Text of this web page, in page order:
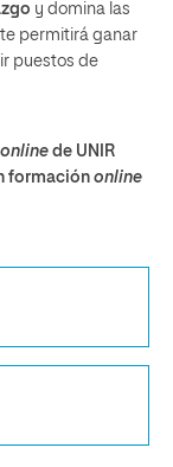
y domina las
te permitirá ganar
puestos de
online de UNIR
formación online